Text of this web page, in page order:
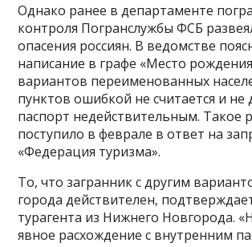
Однако ранее в департаменте
контроля Погранслужбы ФСБ
опасения россиян. В ведомстве
написание в графе «Место
вариантов переименованных
пунктов ошибкой не считается и не
паспорт недействительным. Такое
поступило в феврале в ответ на
«Федерация туризма».
То, что загранник с другим
города действителен,
турагента из Нижнего Новгорода.
явное расхождение с внутренним